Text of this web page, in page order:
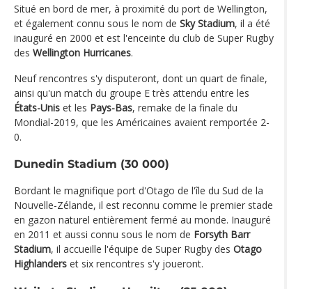
Situé en bord de mer, à proximité du port de Wellington,
et également connu sous le nom de Sky Stadium, il a été
inauguré en 2000 et est l'enceinte du club de Super Rugby
des Wellington Hurricanes.
Neuf rencontres s'y disputeront, dont un quart de finale,
ainsi qu'un match du groupe E très attendu entre les
États-Unis et les Pays-Bas, remake de la finale du
Mondial-2019, que les Américaines avaient remportée 2-
0.
Dunedin Stadium (30 000)
Bordant le magnifique port d'Otago de l'île du Sud de la
Nouvelle-Zélande, il est reconnu comme le premier stade
en gazon naturel entièrement fermé au monde. Inauguré
en 2011 et aussi connu sous le nom de Forsyth Barr
Stadium, il accueille l'équipe de Super Rugby des Otago
Highlanders et six rencontres s'y joueront.